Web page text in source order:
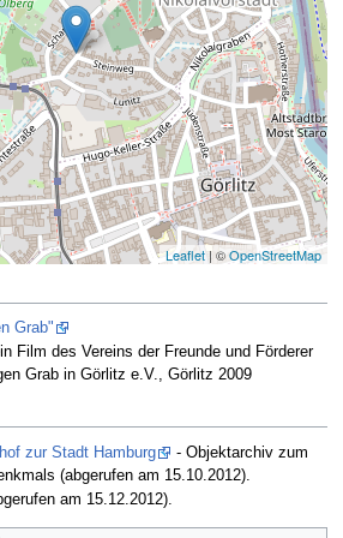
Leaflet| ©OpenStreetMap
Grab"
Film des Vereins der Freunde und Förderer
Grab in Görlitz e.V., Görlitz 2009
zur Stadt Hamburg
- Objektarchiv zum
(abgerufen am 15.10.2012).
am 15.12.2012).